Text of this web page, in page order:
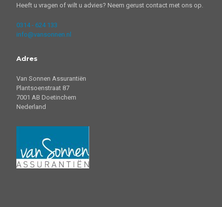
Heeft u vragen of wilt u advies? Neem gerust contact met ons op.
0314 - 624 133
info@vansonnen.nl
Adres
Van Sonnen Assurantiën
Plantsoenstraat 87
7001 AB Doetinchem
Nederland